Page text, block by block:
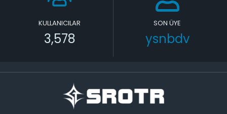
KULLANICILAR
3,578
SON ÜYE
ysnbdv